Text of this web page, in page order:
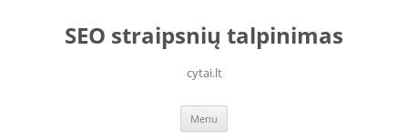
contentSEO straipsnių talpinimas
cytai.lt
Menu